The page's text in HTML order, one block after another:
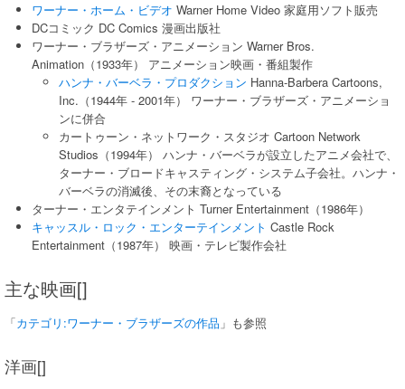
ワーナー・ホーム・ビデオ Warner Home Video 家庭用ソフト販売
DCコミック DC Comics 漫画出版社
ワーナー・ブラザーズ・アニメーション Warner Bros.
Animation（1933年） アニメーション映画・番組製作
ハンナ・バーベラ・プロダクション Hanna-Barbera Cartoons,
Inc.（1944年 - 2001年） ワーナー・ブラザーズ・アニメーショ
ンに併合
カートゥーン・ネットワーク・スタジオ Cartoon Network
Studios（1994年） ハンナ・バーベラが設立したアニメ会社で、
ターナー・ブロードキャスティング・システム子会社。ハンナ・
バーベラの消滅後、その末裔となっている
ターナー・エンタテインメント Turner Entertainment（1986年）
キャッスル・ロック・エンターテインメント Castle Rock
Entertainment（1987年） 映画・テレビ製作会社
主な映画[]
「カテゴリ:ワーナー・ブラザーズの作品 」も参照
洋画[]